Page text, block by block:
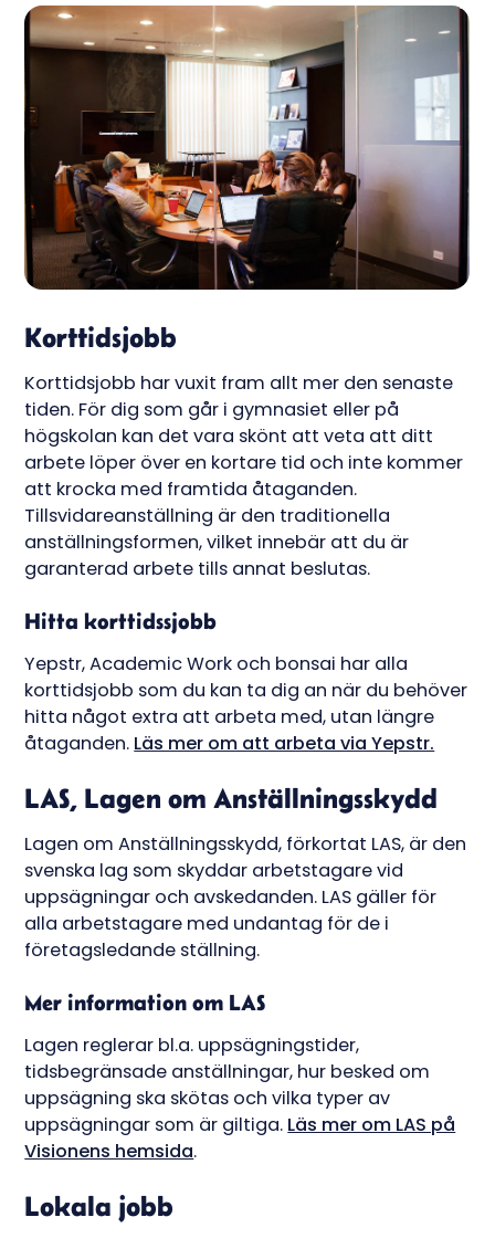
Korttidsjobb
Korttidsjobb har vuxit fram allt mer den senaste
tiden. För dig som går i gymnasiet eller på
högskolan kan det vara skönt att veta att ditt
arbete löper över en kortare tid och inte kommer
att krocka med framtida åtaganden.
Tillsvidareanställning är den traditionella
anställningsformen, vilket innebär att du är
garanterad arbete tills annat beslutas.
Hitta korttidssjobb
Yepstr, Academic Work och bonsai har alla
korttidsjobb som du kan ta dig an när du behöver
hitta något extra att arbeta med, utan längre
åtaganden. Läs mer om att arbeta via Yepstr.
LAS, Lagen om Anställningsskydd
Lagen om Anställningsskydd, förkortat LAS, är den
svenska lag som skyddar arbetstagare vid
uppsägningar och avskedanden. LAS gäller för
alla arbetstagare med undantag för de i
företagsledande ställning.
Mer information om LAS
Lagen reglerar bl.a. uppsägningstider,
tidsbegränsade anställningar, hur besked om
uppsägning ska skötas och vilka typer av
uppsägningar som är giltiga. Läs mer om LAS på
Visionens hemsida.
Lokala jobb